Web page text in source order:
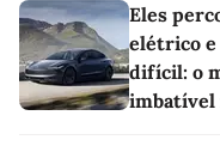
Eles
elétrico e
difícil: o
imbatível